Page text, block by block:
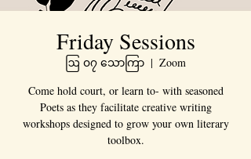
Friday Sessions
ဩ ၀၇ သောကြာ
  |
Zoom
Come hold court, or learn to- with seasoned
Poets as they facilitate creative writing
workshops designed to grow your own literary
toolbox.